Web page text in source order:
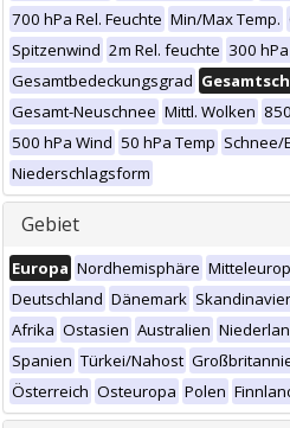
700 hPa Rel. Feuchte Min/Max Temp.
Spitzenwind 2m Rel. feuchte 300
Gesamtbedeckungsgrad
Gesamt-Neuschnee Mittl. Wolken
500 hPa Wind 50 hPa Temp Schnee/
Niederschlagsform
Gebiet
Europa Nordhemisphäre
Deutschland Dänemark
Afrika Ostasien Australien
Spanien Türkei/Nahost
Österreich Osteuropa Polen